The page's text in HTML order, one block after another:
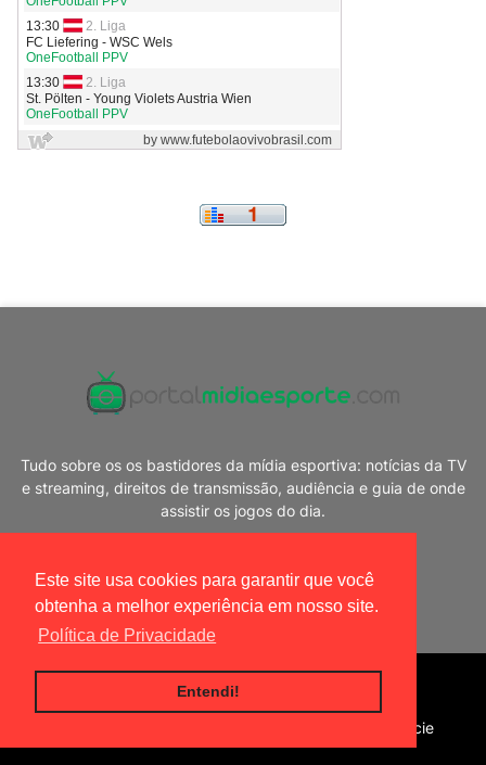
Este site usa cookies para garantir que você
obtenha a melhor experiência em nosso site.
Política de Privacidade
Entendi!
Tudo sobre os os bastidores da mídia esportiva: notícias da TV
e streaming, direitos de transmissão, audiência e guia de onde
assistir os jogos do dia.
Blogger Templates|
Anuncie